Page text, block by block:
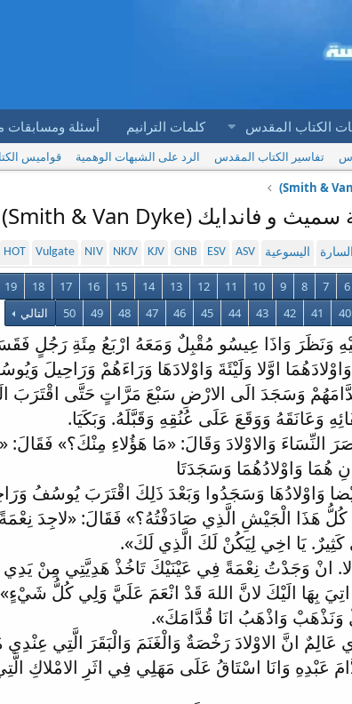
الكتاب المقدس كلمات الترانيم أسئلة ومسابقات
تفاسير الكتاب المقدس الرد على الشبهات الوهمية
قواميس
اليسوعية ASV
ESV
GNB
KJV
NKJV
NIV
Vulgate
HOT
6
7
8
9
10
11
12
13
14
15
16
17
18
19
40
41
42
43
44
45
46
47
48
49
50 التالي
وَنَظَرَ وَاذَا عِيسُو مُقْبِلٌ وَمَعَهُ ارْبَعُ مِئَةِ رَجُلٍ
اوَّلا وَلَيْئَةَ وَاوْلادَهَا وَرَاءَهُمْ وَرَاحِيلَ
وَسَجَدَ الَى الارْضِ سَبْعَ مَرَّاتٍ حَتَّى اقْتَرَبَ
وَعَانَقَهُ وَوَقَعَ عَلَى عُنُقِهِ وَقَبَّلَهُ. وَبَكَيَا.
النِّسَاءَ وَالاوْلادَ وَقَالَ: «مَا هَؤُلاءِ مِنْكَ؟» فَقَالَ:
هُمَا وَاوْلادُهُمَا وَسَجَدَتَا
وَاوْلادُهَا وَسَجَدُوا وَبَعْدَ ذَلِكَ اقْتَرَبَ يُوسُفُ
كُلُّ هَذَا الْجَيْشِ الَّذِي صَادَفْتُهُ؟» فَقَالَ: «لاجِدَ
يَا اخِي لِيَكُنْ لَكَ الَّذِي لَكَ».
انْ وَجَدْتُ نِعْمَةً فِي عَيْنَيْكَ تَاخُذْ هَدِيَّتِي مِنْ
بِهَا الَيْكَ لانَّ اللهَ قَدْ انْعَمَ عَلَيَّ وَلِي كُلُّ
وَنَذْهَبْ وَاذْهَبُ انَا قُدَّامَكَ».
انَّ الاوْلادَ رَخْصَةٌ وَالْغَنَمَ وَالْبَقَرَ الَّتِي
عَبْدِهِ وَانَا اسْتَاقُ عَلَى مَهَلِي فِي اثَرِ الامْلاكِ